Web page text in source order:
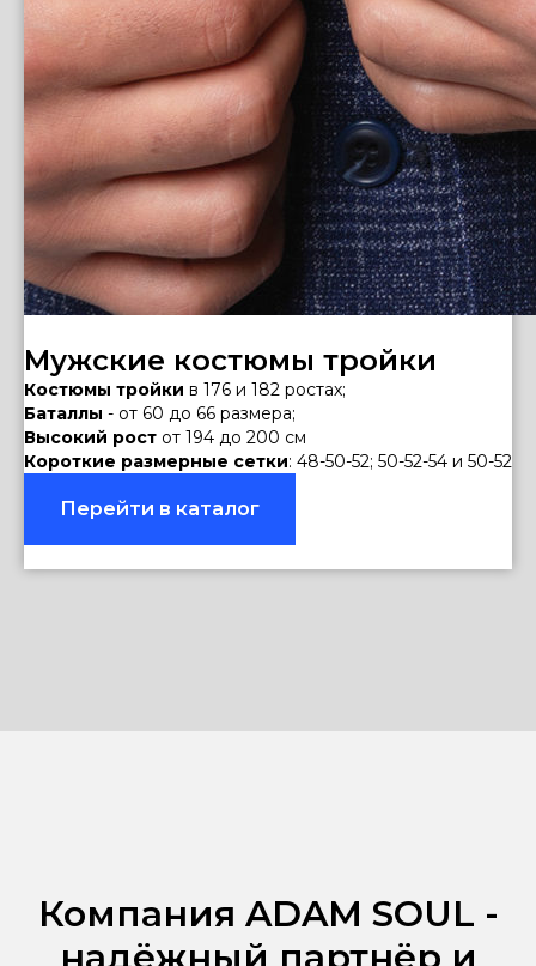
Мужские костюмы тройки
Костюмы тройки в 176 и 182 ростах;
Баталлы - от 60 до 66 размера;
Высокий рост от 194 до 200 см
Короткие размерные сетки: 48-50-52; 50-52-54 и 50-52
Перейти в каталог
Компания ADAM SOUL -
надёжный партнёр и